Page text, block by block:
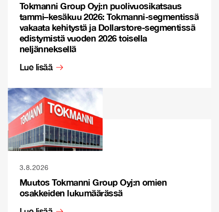
Tokmanni Group Oyj:n puolivuosikatsaus
tammi–kesäkuu 2026: Tokmanni-segmentissä
vakaata kehitystä ja Dollarstore-segmentissä
edistymistä vuoden 2026 toisella
neljänneksellä
Lue lisää
3.8.2026
Muutos Tokmanni Group Oyj:n omien
osakkeiden lukumäärässä